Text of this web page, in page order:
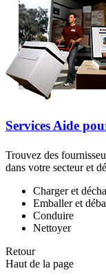
Services Aide
Trouvez des
dans votre secteur et
Charger et
Emballer et
Conduire
Nettoyer
Retour
Haut de la page